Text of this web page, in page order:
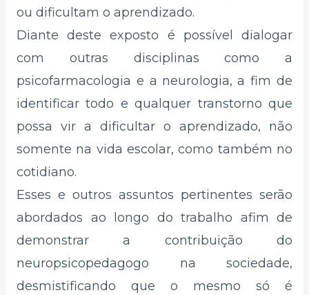
ou dificultam o aprendizado.
Diante deste exposto é possível dialogar
com outras disciplinas como a
psicofarmacologia e a neurologia, a fim de
identificar todo e qualquer transtorno que
possa vir a dificultar o aprendizado, não
somente na vida escolar, como também no
cotidiano.
Esses e outros assuntos pertinentes serão
abordados ao longo do trabalho afim de
demonstrar a contribuição do
neuropsicopedagogo na sociedade,
desmistificando que o mesmo só é